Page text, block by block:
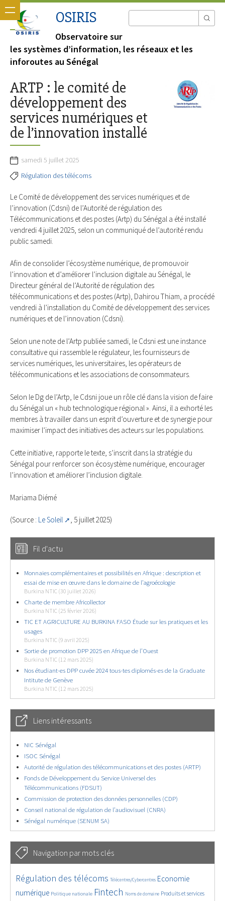
OSIRIS
Observatoire sur
les systèmes d’information, les réseaux et les
inforoutes au Sénégal
ARTP : le comité de
développement des
services numériques et
de l’innovation installé
samedi 5 juillet 2025
Régulation des télécoms
Le Comité de développement des services numériques et de
l’innovation (Cdsni) de l’Autorité de régulation des
Télécommunications et des postes (Artp) du Sénégal a été installé
vendredi 4 juillet 2025, selon un communiqué de l’autorité rendu
public samedi.
Afin de consolider l’écosystème numérique, de promouvoir
l’innovation et d’améliorer l’inclusion digitale au Sénégal, le
Directeur général de l’Autorité de régulation des
télécommunications et des postes (Artp), Dahirou Thiam, a procédé
vendredi à l’installation du Comité de développement des services
numériques et de l’innovation (Cdsni).
Selon une note de l’Artp publiée samedi, le Cdsni est une instance
consultative qui rassemble le régulateur, les fournisseurs de
services numériques, les universitaires, les opérateurs de
télécommunications et les associations de consommateurs.
Selon le Dg de l’Artp, le Cdsni joue un rôle clé dans la vision de faire
du Sénégal un « hub technologique régional ». Ainsi, il a exhorté les
membres à travailler dans un esprit d’ouverture et de synergie pour
maximiser l’impact des initiatives des acteurs sur les populations.
Cette initiative, rapporte le texte, s’inscrit dans la stratégie du
Sénégal pour renforcer son écosystème numérique, encourager
l’innovation et améliorer l’inclusion digitale.
Mariama Diémé
(Source : Le Soleil , 5 juillet 2025)
Fil d'actu
Monnaies complémentaires et possibilités en Afrique : description et
essai de mise en œuvre dans le domaine de l’agroécologie
Burkina NTIC (30 juillet 2026)
Charte de membre Africollector
Burkina NTIC (25 février 2026)
TIC ET AGRICULTURE AU BURKINA FASO Étude sur les pratiques et les
usages
Burkina NTIC (9 avril 2025)
Sortie de promotion DPP 2025 en Afrique de l’Ouest
Burkina NTIC (12 mars 2025)
Nos étudiant-es DPP cuvée 2024 tous-tes diplomés-es de la Graduate
Intitute de Genève
Burkina NTIC (12 mars 2025)
Liens intéressants
NIC Sénégal
ISOC Sénégal
Autorité de régulation des télécommunications et des postes (ARTP)
Fonds de Développement du Service Universel des
Télécommunications (FDSUT)
Commission de protection des données personnelles (CDP)
Conseil national de régulation de l’audiovisuel (CNRA)
Sénégal numérique (SENUM SA)
Navigation par mots clés
4589/5804
Régulation des télécoms
354/5804 Télécentres/Cybercentres
3674/5804
Economie
numérique
1860/5804 Politique nationale
5275/5804 Fintech
640/5804 Noms de domaine
2302/5804 Produits et services
1541/5804